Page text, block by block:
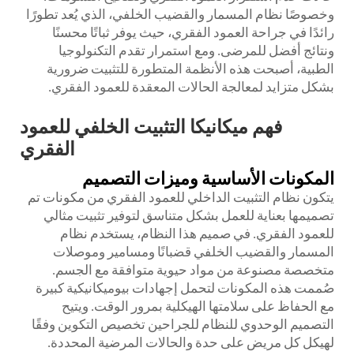
وخصوصًا نظام المسمار والقضيب الخلفي، الذي يُعد تطورًا
رائدًا في جراحة العمود الفقري، حيث يوفر ثباتًا محسنًا
ونتائج أفضل للمرضى. ومع استمرار تقدم التكنولوجيا
الطبية، أصبحت هذه الأنظمة المتطورة للتثبيت ضرورية
بشكل متزايد لمعالجة الحالات المعقدة للعمود الفقري.
فهم ميكانيكا التثبيت الخلفي للعمود
الفقري
المكونات الأساسية وميزات التصميم
يتكون نظام التثبيت الداخلي للعمود الفقري من مكونات تم
تصميمها بعناية للعمل بشكل متناسق لتوفير تثبيت مثالي
للعمود الفقري. في صميم هذا النظام، يستخدم نظام
المسمار والقضيب الخلفي قضبانًا ومسامير وموصلات
متخصصة مصنوعة من مواد حيوية متوافقة مع الجسم.
صُممت هذه المكونات لتحمل إجهادات بيوميكانيكية كبيرة
مع الحفاظ على سلامتها الهيكلية بمرور الوقت. ويتيح
التصميم الوحدوي للنظام للجراحين تخصيص التكوين وفقًا
لهيكل كل مريض على حدة والحالات المرضية المحددة.